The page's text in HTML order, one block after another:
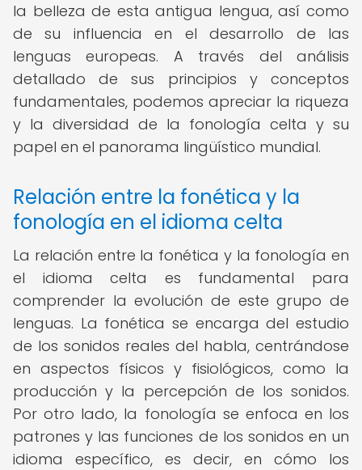
la belleza de esta antigua lengua, así como
de su influencia en el desarrollo de las
lenguas europeas. A través del análisis
detallado de sus principios y conceptos
fundamentales, podemos apreciar la riqueza
y la diversidad de la fonología celta y su
papel en el panorama lingüístico mundial.
Relación entre la fonética y la
fonología en el idioma celta
La relación entre la fonética y la fonología en
el idioma celta es fundamental para
comprender la evolución de este grupo de
lenguas. La fonética se encarga del estudio
de los sonidos reales del habla, centrándose
en aspectos físicos y fisiológicos, como la
producción y la percepción de los sonidos.
Por otro lado, la fonología se enfoca en los
patrones y las funciones de los sonidos en un
idioma específico, es decir, en cómo los